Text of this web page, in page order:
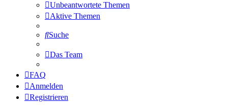
Unbeantwortete Themen
Aktive Themen
Suche
Das Team
FAQ
Anmelden
Registrieren